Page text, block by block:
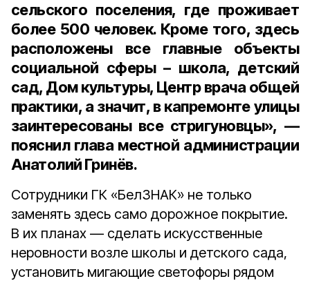
сельского поселения, где проживает
более 500 человек. Кроме того, здесь
расположены все главные объекты
социальной сферы – школа, детский
сад, Дом культуры, Центр врача общей
практики, а значит, в капремонте улицы
заинтересованы все стригуновцы», —
пояснил глава местной администрации
Анатолий Гринёв.
Сотрудники ГК «БелЗНАК» не только
заменять здесь само дорожное покрытие.
В их планах — сделать искусственные
неровности возле школы и детского сада,
установить мигающие светофоры рядом